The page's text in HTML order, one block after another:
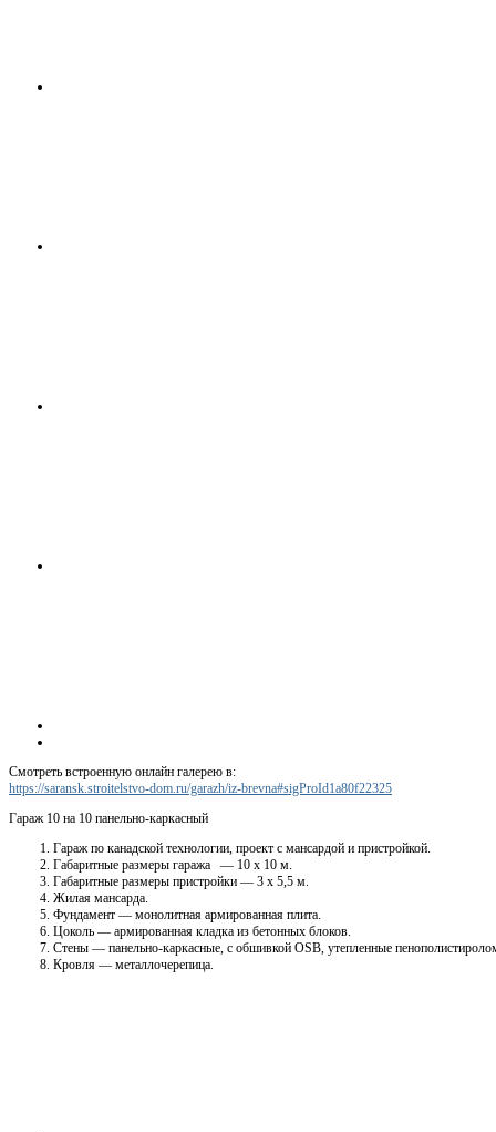
Смотреть встроенную онлайн галерею в:
https://saransk.stroitelstvo-dom.ru/garazh/iz-brevna#sigProId1a80f22325
Гараж 10 на 10 панельно-каркасный
Гараж по канадской технологии, проект с мансардой и пристройкой.
Габаритные размеры гаража — 10 х 10 м.
Габаритные размеры пристройки — 3 х 5,5 м.
Жилая мансарда.
Фундамент — монолитная армированная плита.
Цоколь — армированная кладка из бетонных блоков.
Стены — панельно-каркасные, с обшивкой OSB, утепленные
Кровля — металлочерепица.